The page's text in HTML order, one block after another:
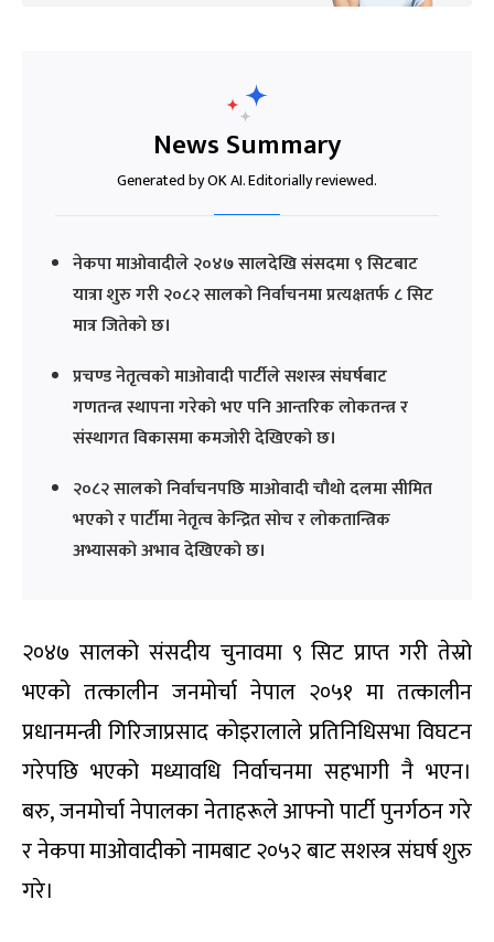
News Summary
Generated by OK AI. Editorially reviewed.
नेकपा माओवादीले २०४७ सालदेखि संसदमा ९ सिटबाट
यात्रा शुरु गरी २०८२ सालको निर्वाचनमा प्रत्यक्षतर्फ ८ सिट
मात्र जितेको छ।
प्रचण्ड नेतृत्वको माओवादी पार्टीले सशस्त्र संघर्षबाट
गणतन्त्र स्थापना गरेको भए पनि आन्तरिक लोकतन्त्र र
संस्थागत विकासमा कमजोरी देखिएको छ।
२०८२ सालको निर्वाचनपछि माओवादी चौथो दलमा सीमित
भएको र पार्टीमा नेतृत्व केन्द्रित सोच र लोकतान्त्रिक
अभ्यासको अभाव देखिएको छ।
२०४७ सालको संसदीय चुनावमा ९ सिट प्राप्त गरी तेस्रो
भएको तत्कालीन जनमोर्चा नेपाल २०५१ मा तत्कालीन
प्रधानमन्त्री गिरिजाप्रसाद कोइरालाले प्रतिनिधिसभा विघटन
गरेपछि भएको मध्यावधि निर्वाचनमा सहभागी नै भएन।
बरु,जनमोर्चा नेपालका नेताहरूले आफ्नो पार्टी पुनर्गठन गरे
र नेकपा माओवादीको नामबाट २०५२ बाट सशस्त्र संघर्ष शुरु
गरे।